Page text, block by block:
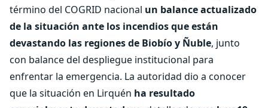
término del COGRID nacional un balance actualizado
de la situación ante los incendios que están
devastando las regiones de Biobío y Ñuble, junto
con balance del despliegue institucional para
enfrentar la emergencia. La autoridad dio a conocer
que la situación en Lirquén ha resultado